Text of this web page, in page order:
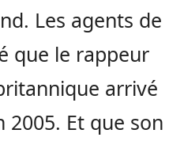
Les agents de
que le rappeur
arrivé
2005. Et que son